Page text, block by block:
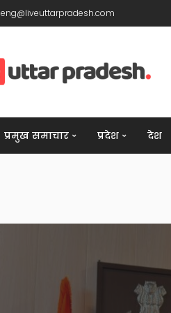
eng@liveuttarpradesh.com
प्रमुख समाचार प्रदेश देश